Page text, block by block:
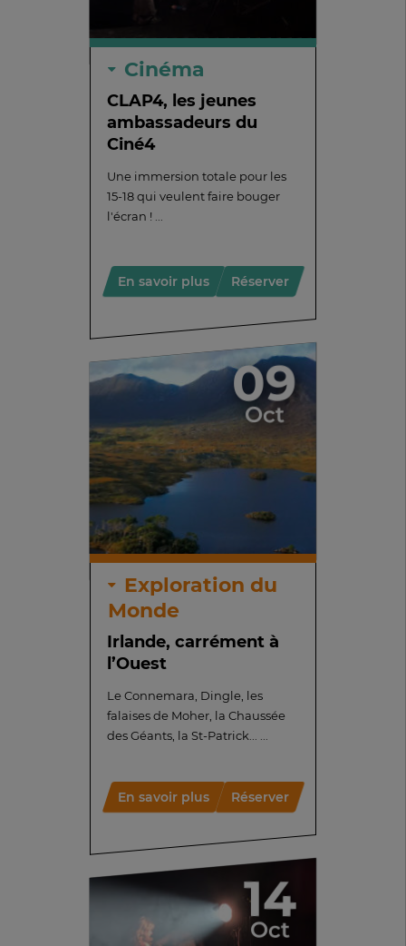
Cinéma
CLAP4, les jeunes
ambassadeurs du
Ciné4
Une immersion totale pour les
15-18 qui veulent faire bouger
l'écran ! ...
En savoir plus Réserver
09
Oct
Exploration du
Monde
Irlande, carrément à
l’Ouest
Le Connemara, Dingle, les
falaises de Moher, la Chaussée
des Géants, la St-Patrick... ...
En savoir plus Réserver
14
Oct